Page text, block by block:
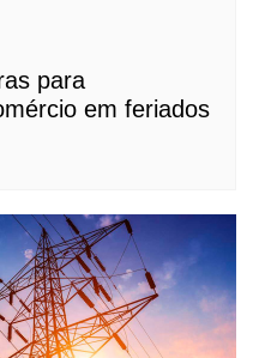
para
em feriados